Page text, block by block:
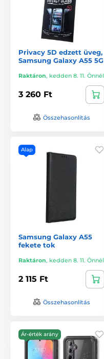
Privacy 5D edzett üveg,
Samsung Galaxy A55 5G
Raktáron, kedden 8. 11. Önnél
3 260 Ft
Összehasonlítás
Alap
Samsung Galaxy A55
fekete tok
Raktáron, kedden 8. 11. Önnél
2 115 Ft
Összehasonlítás
Ár-érték arány